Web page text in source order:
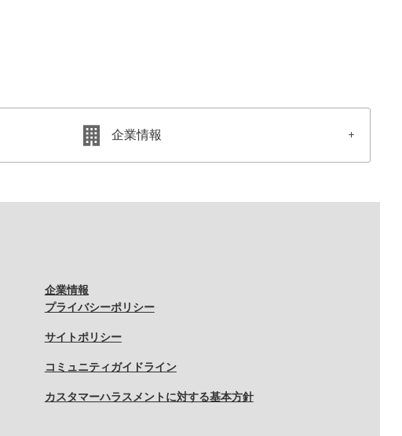
企業情報
企業情報
プライバシーポリシー
サイトポリシー
コミュニティガイドライン
カスタマーハラスメントに対する基本方針